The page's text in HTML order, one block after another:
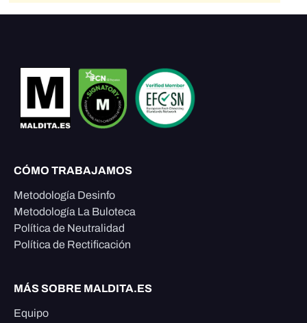
CÓMO TRABAJAMOS
Metodología Desinfo
Metodología La Buloteca
Política de Neutralidad
Política de Rectificación
MÁS SOBRE MALDITA.ES
Equipo